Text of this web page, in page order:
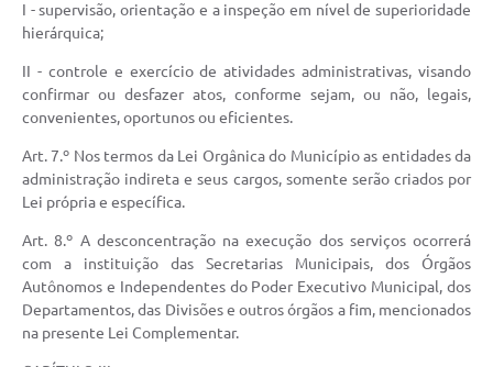
I - supervisão, orientação e a inspeção em nível de superioridade
hierárquica;
II - controle e exercício de atividades administrativas, visando
confirmar ou desfazer atos, conforme sejam, ou não, legais,
convenientes, oportunos ou eficientes.
Art. 7.º Nos termos da Lei Orgânica do Município as entidades da
administração indireta e seus cargos, somente serão criados por
Lei própria e específica.
Art. 8.º A desconcentração na execução dos serviços ocorrerá
com a instituição das Secretarias Municipais, dos Órgãos
Autônomos e Independentes do Poder Executivo Municipal, dos
Departamentos, das Divisões e outros órgãos a fim, mencionados
na presente Lei Complementar.